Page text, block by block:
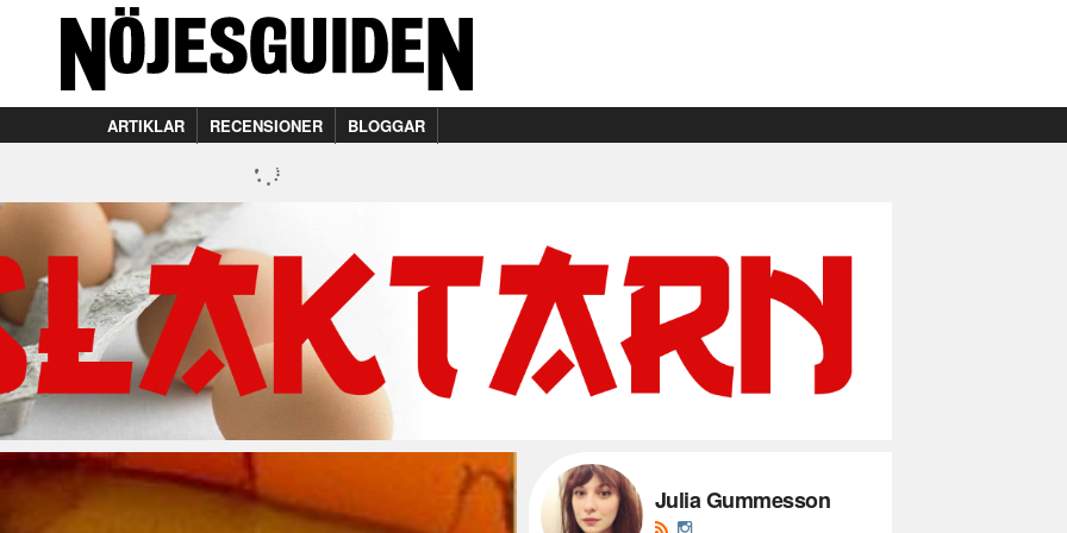
ARTIKLAR RECENSIONER BLOGGAR
Julia Gummesson